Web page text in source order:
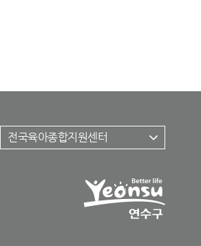
전국육아종합지원센터